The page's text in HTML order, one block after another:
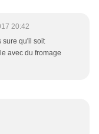
20:42
sure qu'il soit
avec du fromage